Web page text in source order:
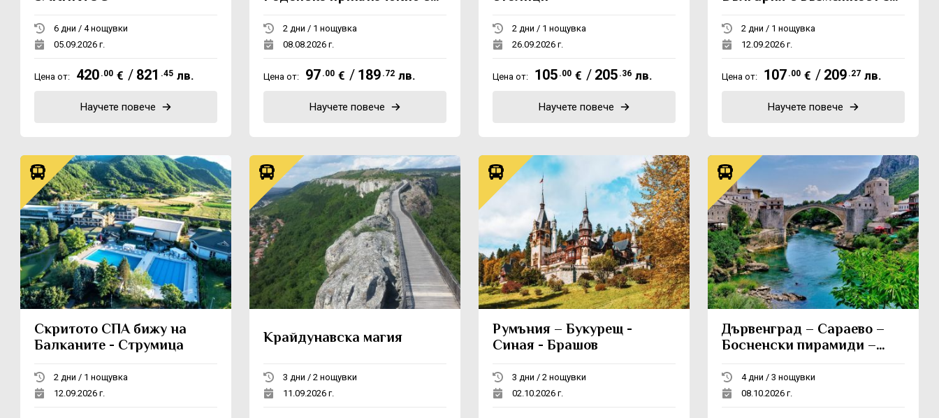
6 дни / 4 нощувки
05.09.2026 г.
Цена от: 420 .00 € / 821 .45 лв.
Научете повече
2 дни / 1 нощувка
08.08.2026 г.
Цена от: 97 .00 € / 189 .72 лв.
Научете повече
2 дни / 1 нощувка
26.09.2026 г.
Цена от: 105 .00 € / 205 .36 лв.
Научете повече
2 дни / 1 нощувка
12.09.2026 г.
Цена от: 107 .00 € / 209 .27 лв.
Научете повече
Скритото СПА бижу на
Балканите - Струмица
2 дни / 1 нощувка
12.09.2026 г.
Крайдунавска магия
3 дни / 2 нощувки
11.09.2026 г.
Румъния – Букурещ -
Синая - Брашов
3 дни / 2 нощувки
02.10.2026 г.
Дървенград – Сараево –
Босненски пирамиди –
Вишеград - Каменград
4 дни / 3 нощувки
08.10.2026 г.